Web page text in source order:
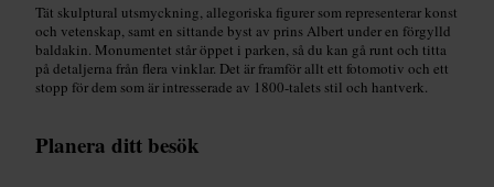
Tät skulptural utsmyckning, allegoriska figurer som representerar konst
och vetenskap, samt en sittande byst av prins Albert under en förgylld
baldakin. Monumentet står öppet i parken, så du kan gå runt och titta
på detaljerna från flera vinklar. Det är framför allt ett fotomotiv och ett
stopp för dem som är intresserade av 1800-talets stil och hantverk.
Planera ditt besök